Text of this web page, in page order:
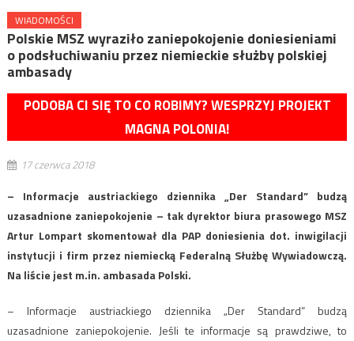
WIADOMOŚCI
Polskie MSZ wyraziło zaniepokojenie doniesieniami
o podsłuchiwaniu przez niemieckie służby polskiej
ambasady
PODOBA CI SIĘ TO CO ROBIMY? WESPRZYJ PROJEKT
MAGNA POLONIA!
17 czerwca 2018
– Informacje austriackiego dziennika „Der Standard” budzą
uzasadnione zaniepokojenie – tak dyrektor biura prasowego MSZ
Artur Lompart skomentował dla PAP doniesienia dot. inwigilacji
instytucji i firm przez niemiecką Federalną Służbę Wywiadowczą.
Na liście jest m.in. ambasada Polski.
– Informacje austriackiego dziennika „Der Standard” budzą
uzasadnione zaniepokojenie. Jeśli te informacje są prawdziwe, to